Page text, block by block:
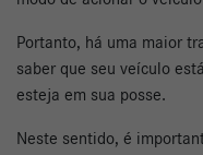
Portanto, há uma maior
saber que seu veículo
esteja em sua posse.
Neste sentido, é